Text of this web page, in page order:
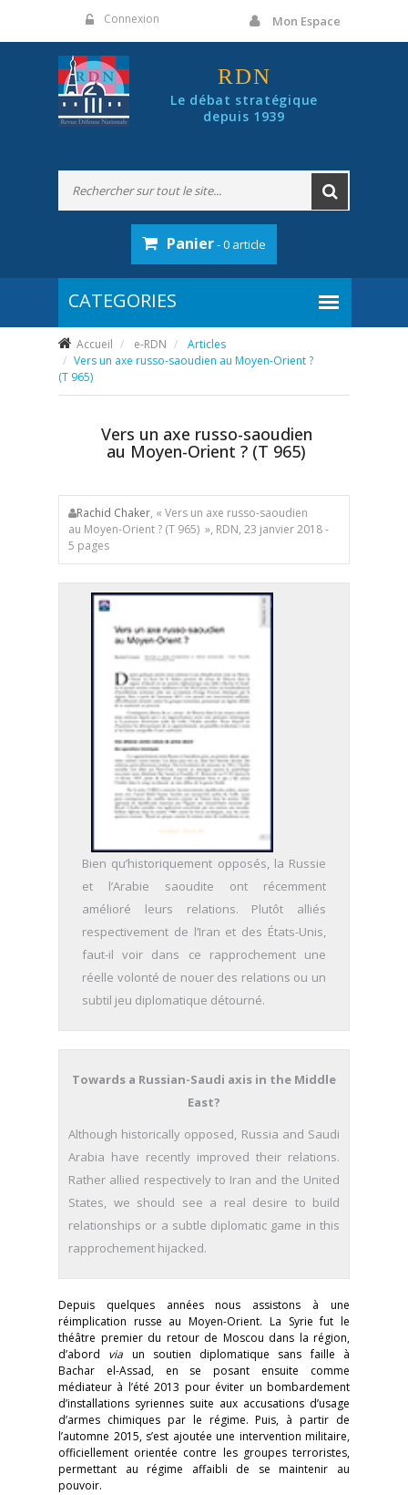
Connexion Mon Espace
RDN
Le débat stratégique
depuis 1939
Panier- 0 article
Accueil e-RDN
Articles
Vers un axe russo-saoudien au Moyen-Orient ?
(T 965)
Vers un axe russo-saoudien
au Moyen-Orient ? (T 965)
Rachid Chaker, « Vers un axe russo-saoudien
au Moyen-Orient ? (T 965) », RDN, 23 janvier 2018 -
5 pages
Bien qu’historiquement opposés, la Russie
et l’Arabie saoudite ont récemment
amélioré leurs relations. Plutôt alliés
respectivement de l’Iran et des États-Unis,
faut-il voir dans ce rapprochement une
réelle volonté de nouer des relations ou un
subtil jeu diplomatique détourné.
Towards a Russian-Saudi axis in the Middle
East?
Although historically opposed, Russia and Saudi
Arabia have recently improved their relations.
Rather allied respectively to Iran and the United
States, we should see a real desire to build
relationships or a subtle diplomatic game in this
rapprochement hijacked.
Depuis quelques années nous assistons à une
réimplication russe au Moyen-Orient. La Syrie fut le
théâtre premier du retour de Moscou dans la région,
d’abord via un soutien diplomatique sans faille à
Bachar el-Assad, en se posant ensuite comme
médiateur à l’été 2013 pour éviter un bombardement
d’installations syriennes suite aux accusations d’usage
d’armes chimiques par le régime. Puis, à partir de
l’automne 2015, s’est ajoutée une intervention militaire,
officiellement orientée contre les groupes terroristes,
permettant au régime affaibli de se maintenir au
pouvoir.